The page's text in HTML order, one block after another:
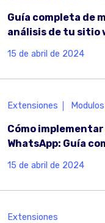
Guía completa de
análisis de tu sitio
15 de abril de 2024
Extensiones Modulos
Cómo
WhatsApp: Guía
15 de abril de 2024
Extensiones